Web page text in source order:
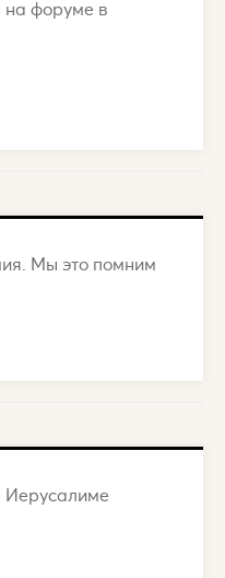
форуме в
Мы это помним